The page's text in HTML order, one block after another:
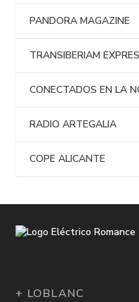
PANDORA MAGAZINE
TRANSIBERIAM
CONECTADOS EN LA
RADIO ARTEGALIA
COPE ALICANTE
+ LOBLANC